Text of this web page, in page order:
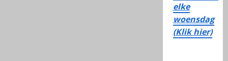
elke
woensdag
(Klik hier)